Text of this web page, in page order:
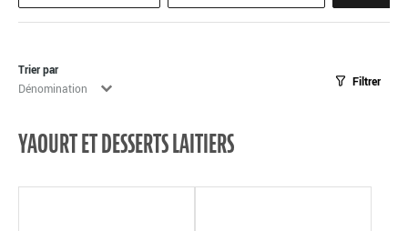
Trier par
Tri
Trier le contenu Filtrer
YAOURT ET DESSERTS LAITIERS